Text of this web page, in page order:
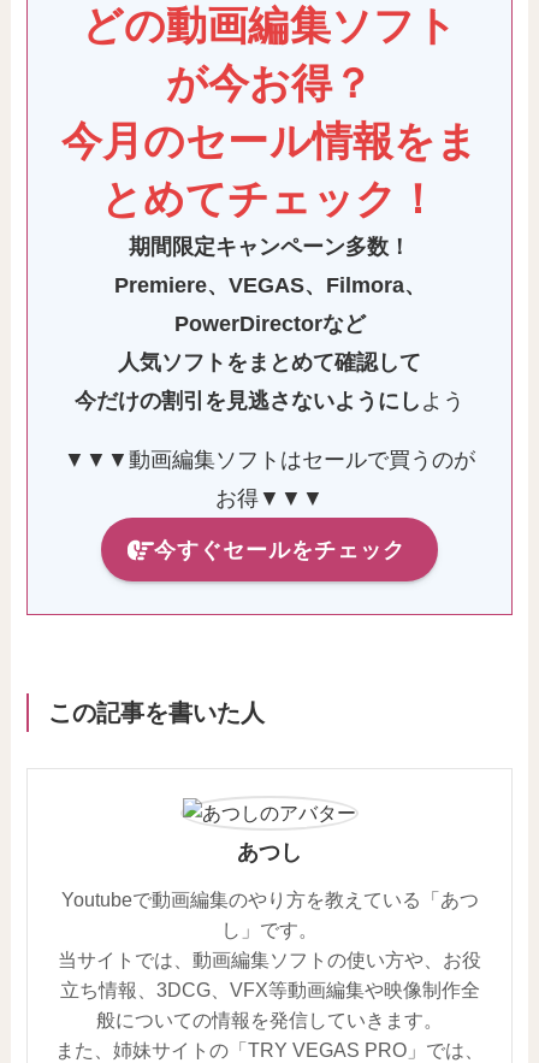
どの動画編集ソフト
が今お得？
今月のセール情報をま
とめてチェック！
期間限定キャンペーン多数！
Premiere、VEGAS、Filmora、
PowerDirectorなど
人気ソフトをまとめて確認して
今だけの割引を見逃さないようにし よう
▼▼▼動画編集ソフトはセールで買うのが
お得▼▼▼
今すぐセールをチェック
この記事を書いた人
あつし
Youtubeで動画編集のやり方を教えている「あつ
し」です。
当サイトでは、動画編集ソフトの使い方や、お役
立ち情報、3DCG、VFX等動画編集や映像制作全
般についての情報を発信していきます。
また、姉妹サイトの「TRY VEGAS PRO」では、